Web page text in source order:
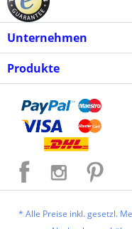
Unternehmen
Produkte
* Alle Preise inkl. gesetzl.